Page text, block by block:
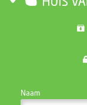
Naam